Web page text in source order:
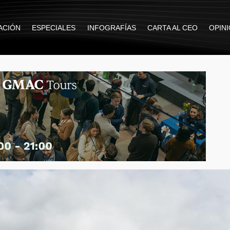
ESPECIALES INFOGRAFÍAS CARTA AL CEO